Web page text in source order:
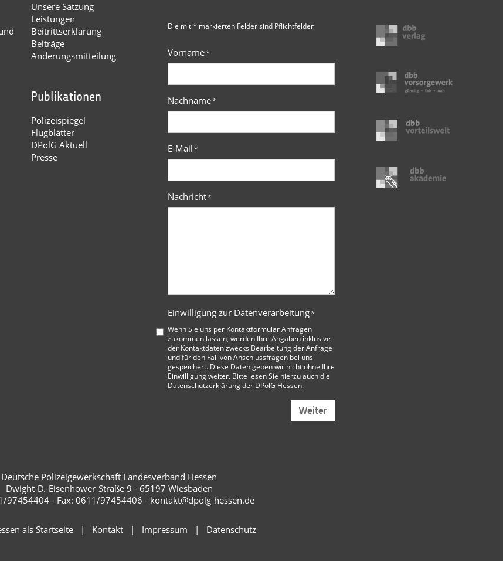
Unsere Satzung
Leistungen
Beitrittserklärung
Beiträge
Änderungsmitteilung
Publikationen
Polizeispiegel
Flugblätter
DPolG Aktuell
Presse
Die mit * markierten Felder sind Pflichtfelder
Vorname*
Nachname*
E-Mail*
Nachricht*
Einwilligung zur Datenverarbeitung*
Wenn Sie uns per Kontaktformular Anfragen
zukommen lassen, werden Ihre Angaben inklusive
der Kontaktdaten zwecks Bearbeitung der Anfrage
und für den Fall von Anschlussfragen bei uns
gespeichert. Diese Daten geben wir nicht ohne Ihre
Einwilligung weiter. Bitte lesen Sie hierzu auch die
Datenschutzerklärung der DPolG Hessen.
Weiter
Deutsche Polizeigewerkschaft Landesverband Hessen
Dwight-D.-Eisenhower-Straße 9 - 65197 Wiesbaden
97454404 - Fax: 0611/97454406 - kontakt@dpolg-hessen.de
als Startseite Kontakt Impressum Datenschutz